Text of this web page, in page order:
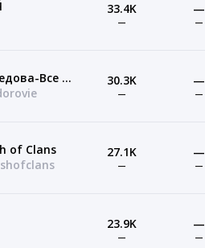
33.4K
—
—
—
Елена Шведова-Все о здоровье
30.3K
—
—
—
of Clans
27.1K
—
—
—
23.9K
—
—
—